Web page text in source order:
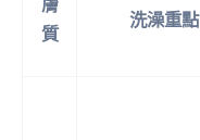
質
洗澡重點